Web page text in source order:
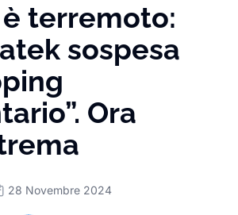
è terremoto:
sospesa
Ora
28 Novembre 2024